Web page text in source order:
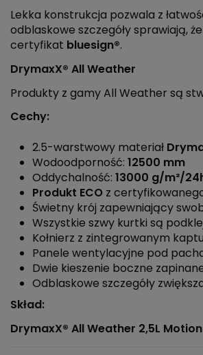
Lekka konstrukcja pozwala z
odblaskowe szczegóły sprawiają,
certyfikat bluesign®.
DrymaxX® All Weather
Produkty z gamy All Weather są
Cechy:
2.5-warstwowy materiał
Wodoodporność: 12500 mm
Oddychalność: 13000 g/m²/
Produkt ECO z
Świetny krój zapewniający
Wszystkie szwy kurtki są
Kołnierz z zintegrowanym
Panele wentylacyjne pod
Dwie kieszenie boczne
Odblaskowe szczegóły
Skład:
DrymaxX® All Weather 2,5L Motion